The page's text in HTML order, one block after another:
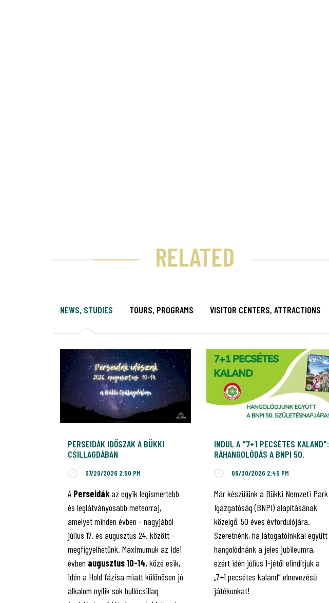
RELATED
NEWS, STUDIES TOURS, PROGRAMS VISITOR CENTERS, ATTRACTIONS
PERSEIDÁK IDŐSZAK A BÜKKI
CSILLAGDÁBAN
07/20/2026 2:00 PM
A Perseidákaz egyik legismertebb
és leglátványosabb meteorraj,
amelyet minden évben - nagyjából
július 17. és augusztus 24. között -
megfigyelhetünk. Maximumuk az idei
évben augusztus 10-14.közé esik,
idén a Hold fázisa miatt különösen jó
alkalom nyílik sok hullócsillag
INDUL A "7+1 PECSÉTES KALAND":
RÁHANGOLÓDÁS A BNPI 50.
06/30/2026 2:45 PM
Már készülünk a Bükki Nemzeti Park
Igazgatóság (BNPI) alapításának
közelgő, 50 éves évfordulójára.
Szeretnénk, ha látogatóinkkal együtt
hangolódnánk a jeles jubileumra,
ezért idén július 1-jétől elindítjuk a
„7+1 pecsétes kaland” elnevezésű
játékunkat!